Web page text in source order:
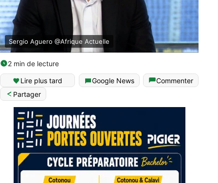
Sergio Aguero @Afrique Actuelle
2 min de lecture
Lire plus tard Google News
Commenter
Partager